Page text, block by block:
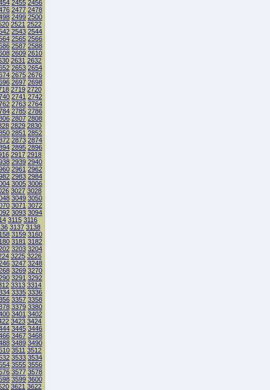
2455 2456
2477 2478
2499 2500
2521 2522
2543 2544
2565 2566
2587 2588
2609 2610
2631 2632
2653 2654
2675 2676
2697 2698
2719 2720
2741 2742
2763 2764
2785 2786
2807 2808
2829 2830
2851 2852
2873 2874
2895 2896
2917 2918
2939 2940
2961 2962
2983 2984
3005 3006
3027 3028
3049 3050
3071 3072
3093 3094
3115 3116
3137 3138
3159 3160
3181 3182
3203 3204
3225 3226
3247 3248
3269 3270
3291 3292
3313 3314
3335 3336
3357 3358
3379 3380
3401 3402
3423 3424
3445 3446
3467 3468
3489 3490
3511 3512
3533 3534
3555 3556
3577 3578
3599 3600
3621 3622